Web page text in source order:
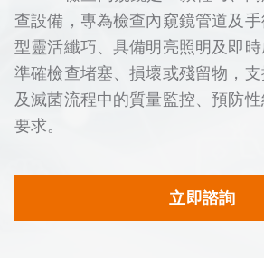
查設備，專為檢查內窺鏡管道及
型靈活纖巧、具備明亮照明及即
準確檢查堵塞、損壞或殘留物，
及滅菌流程中的質量監控、預防
要求。
立即諮詢